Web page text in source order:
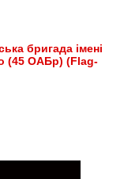
бригада імені
(45 ОАБр) (Flag-